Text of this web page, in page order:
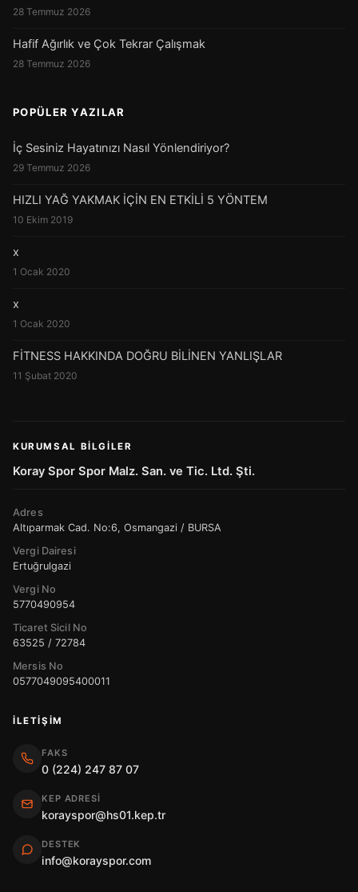
28 Temmuz 2026
Hafif Ağırlık ve Çok Tekrar Çalışmak
28 Temmuz 2026
POPÜLER YAZILAR
İç Sesiniz Hayatınızı Nasıl Yönlendiriyor?
29 Temmuz 2026
HIZLI YAĞ YAKMAK İÇİN EN ETKİLİ 5 YÖNTEM
10 Ekim 2019
x
1 Ocak 2020
x
1 Ocak 2020
FİTNESS HAKKINDA DOĞRU BİLİNEN YANLIŞLAR
11 Şubat 2020
KURUMSAL BILGILER
Koray Spor Spor Malz. San. ve Tic. Ltd. Şti.
Adres
Altıparmak Cad. No:6, Osmangazi / BURSA
Vergi Dairesi
Ertuğrulgazi
Vergi No
5770490954
Ticaret Sicil No
63525 / 72784
Mersis No
0577049095400011
İLETIŞIM
FAKS
0 (224) 247 87 07
KEP ADRESI
korayspor@hs01.kep.tr
DESTEK
info@korayspor.com